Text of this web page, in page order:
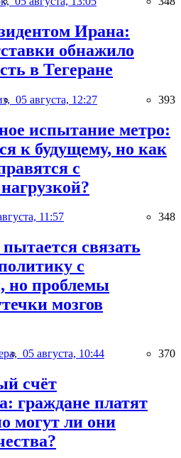
Ирана:
обнажило
в Тегеране
05 августа, 12:27 393
испытание метро:
к будущему, но как
с
11:57 348
связать
с
но проблемы
мозгов
05 августа, 10:44 370
счёт
граждане платят
могут ли они